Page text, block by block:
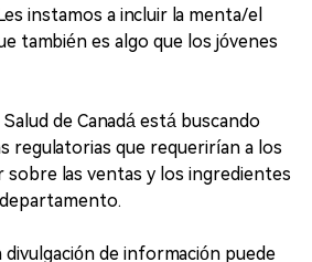
instamos a incluir la menta/el
también es algo que los jóvenes
de Canadá está buscando
regulatorias que requerirían a los
las ventas y los ingredientes
de información puede